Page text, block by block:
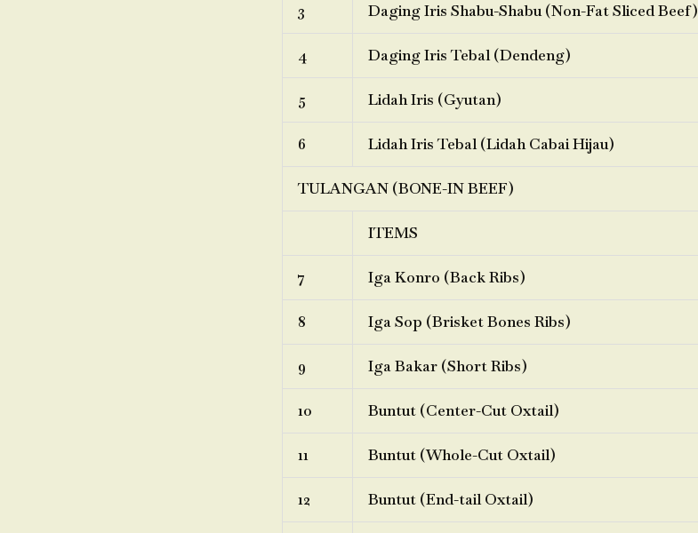
3 Daging Iris Shabu-Shabu (Non-Fat Sliced Beef)
4 Daging Iris Tebal (Dendeng)
5 Lidah Iris (Gyutan)
6 Lidah Iris Tebal (Lidah Cabai Hijau)
TULANGAN (BONE-IN BEEF)
ITEMS
7 Iga Konro (Back Ribs)
8 Iga Sop (Brisket Bones Ribs)
9 Iga Bakar (Short Ribs)
10 Buntut (Center-Cut Oxtail)
11 Buntut (Whole-Cut Oxtail)
12 Buntut (End-tail Oxtail)